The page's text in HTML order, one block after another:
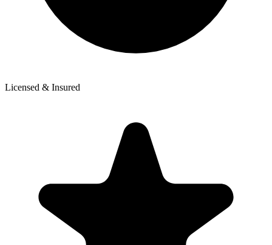
Licensed & Insured